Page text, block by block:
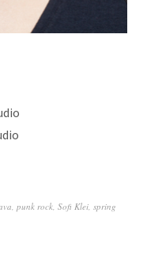
, punk rock, Sofi Klei, spring